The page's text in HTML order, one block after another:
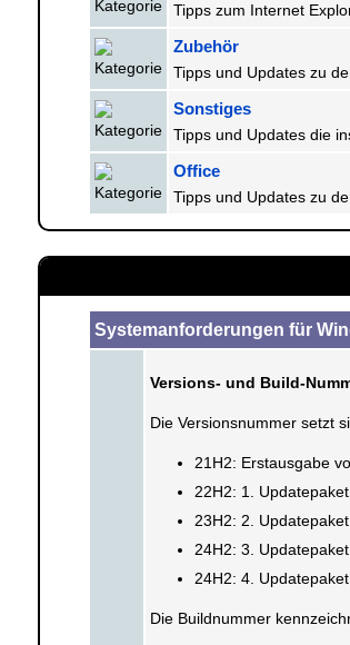
Tipps zum Internet
Zubehör
Tipps und Updates zu
Sonstiges
Tipps und Updates die
Office
Tipps und Updates zu
Systemanforderungen für
Versions- und Build-
Die Versionsnummer setzt
21H2: Erstausgabe
22H2: 1.
23H2: 2.
24H2: 3.
24H2: 4.
Die Buildnummer